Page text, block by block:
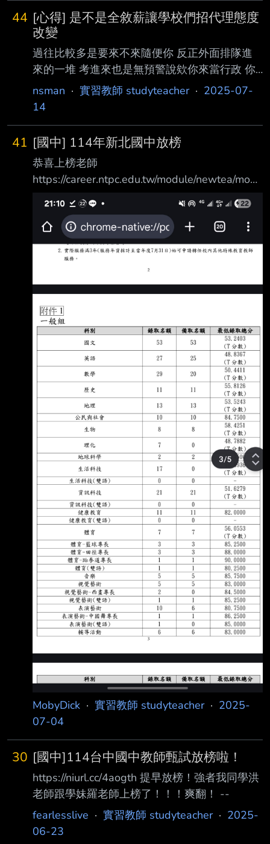
44 [心得] 是不是全敘薪讓學校們招代理態度
改變
過往比較多是要來不來隨便你 反正外面排隊進
來的一堆 考進來也是無預警說欸你來當行政 你
說怎麼一開始沒說 他們就拿法條來壓你，說不
得拒絕 （不過正式拒絕他們都沒第二句話） 現
氣也溫柔許多 這會不會是全國全敘薪的威力？
還是缺師缺比較大的年頭？ --
nsman · 實習教師 studyteacher· 2025-07-
14
41 [國中] 114年新北國中放榜
恭喜上榜老師
https://career.ntpc.edu.tw/module/newtea/modu
le/newtea/out-home/out-announce ----- Sent
from JPTT on my iPhone --
MobyDick · 實習教師 studyteacher· 2025-
07-04
30 [國中]114台中國中教師甄試放榜啦！
https://niurl.cc/4aogth 提早放榜！強者我同學洪
老師跟學妹羅老師上榜了！！！爽翻！ --
fearlesslive · 實習教師 studyteacher· 2025-
06-23